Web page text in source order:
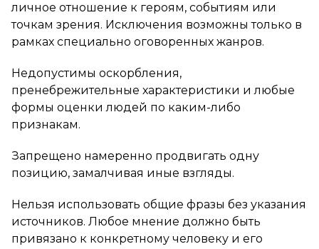
личное отношение к героям, событиям или
точкам зрения. Исключения возможны только в
рамках специально оговоренных жанров.
Недопустимы оскорбления,
пренебрежительные характеристики и любые
формы оценки людей по каким-либо
признакам.
Запрещено намеренно продвигать одну
позицию, замалчивая иные взгляды.
Нельзя использовать общие фразы без указания
источников. Любое мнение должно быть
привязано к конкретному человеку и его